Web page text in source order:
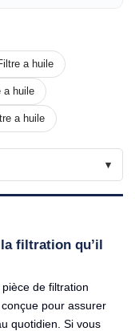
a huile
a huile
a huile
filtration qu’il
de filtration
, conçue pour assurer
quotidien. Si vous